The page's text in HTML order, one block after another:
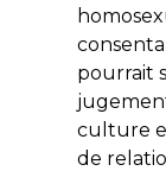
pourrait
culture
de